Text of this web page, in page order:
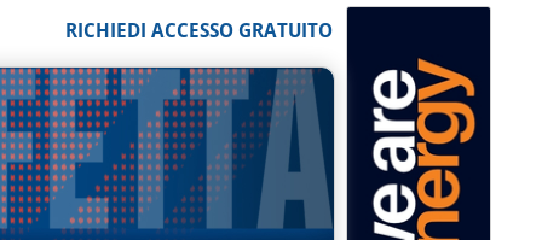
RICHIEDI ACCESSO GRATUITO